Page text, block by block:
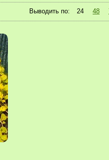
Выводить по: 24 48